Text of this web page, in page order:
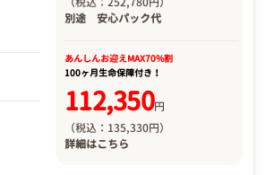
別途 安心パック代
あんしんお迎えMAX70%割
100ヶ月生命保障付き！
112,350円
（税込：135,330円）
詳細はこちら